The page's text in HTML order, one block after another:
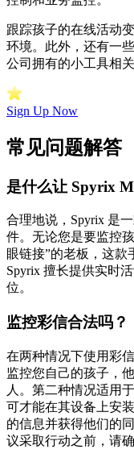
跟踪孩子的在线活动
环境。此外，还有一
公司拥有的小工具相
Sign Up Now
常见问题解答
是什么让 Spyrix
合理地说，Spyrix 是
件。无论您是要监控
眼链接”的老板，这款
Spyrix 擅长提供实时
位。
监控彩信合法吗？
在两种情况下使用彩
监控您自己的孩子，
人。第二种情况适用
可才能在其设备上安
的信息并获得他们的
议采取行动之前，请